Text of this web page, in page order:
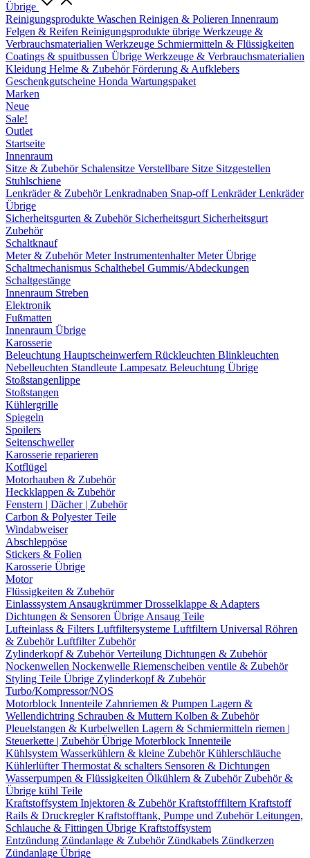
Übrige
Reinigungsprodukte Waschen Reinigen & Polieren Innenraum
Felgen & Reifen Reinigungsprodukte übrige Werkzeuge &
Verbrauchsmaterialien Werkzeuge Schmiermitteln & Flüssigkeiten
Coatings & spuitbussen Übrige Werkzeuge & Verbrauchsmaterialien
Kleidung Helme & ZubehörFörderung & Aufklebers
Geschenkgutscheine Honda Wartungspaket
Marken
Neue
Sale!
Outlet
Startseite
Innenraum
Sitze & Zubehör Schalensitze Verstellbare Sitze Sitzgestellen
Stuhlschiene
Lenkräder & ZubehörLenkradnaben Snap-offLenkräderLenkräder
Übrige
Sicherheitsgurten & Zubehör Sicherheitsgurt Sicherheitsgurt
Zubehör
Schaltknauf
Meter & ZubehörMeterInstrumentenhalterMeter Übrige
Schaltmechanismus Schalthebel Gummis/Abdeckungen
Schaltgestänge
Innenraum Streben
Elektronik
Fußmatten
Innenraum Übrige
Karosserie
Beleuchtung Hauptscheinwerfern Rückleuchten Blinkleuchten
Nebelleuchten Standleute Lampesatz Beleuchtung Übrige
Stoßstangenlippe
Stoßstangen
Kühlergrille
Spiegeln
Spoilers
Seitenschweller
Karosserie reparieren
Kotflügel
Motorhauben & Zubehör
Heckklappen & Zubehör
Fenstern | Dächer | Zubehör
Carbon & Polyester Teile
Windabweiser
Abschleppöse
Stickers & Folien
Karosserie Übrige
Motor
Flüssigkeiten & Zubehör
Einlasssystem AnsaugkrümmerDrosselklappe & Adapters
Dichtungen & Sensoren Übrige Ansaug Teile
Lufteinlass & Filters Luftfiltersysteme Luftfiltern Universal Röhren
& ZubehörLuftfilter Zubehör
Zylinderkopf & ZubehörVerteilung Dichtungen & Zubehör
Nockenwellen Nockenwelle Riemenscheiben ventile & Zubehör
Styling Teile Übrige Zylinderkopf & Zubehör
Turbo/Kompressor/NOS
Motorblock Innenteile Zahnriemen & Pumpen Lagern &
Wellendichtring Schrauben & Muttern Kolben & Zubehör
Pleuelstangen & Kurbelwellen Lagern & Schmiermitteln riemen |
Steuerkette | ZubehörÜbrige Moterblock Innenteile
Kühlsystem Wasserkühlern & kleine ZubehörKühlerschläuche
KühlerlüfterThermostat & schalters Sensoren & Dichtungen
Wasserpumpen & Flüssigkeiten Ölkühlern & Zubehör Zubehör &
Übrige kühl Teile
Kraftstoffsystem Injektoren & ZubehörKraftstofffiltern Kraftstoff
Rails & DruckreglerKraftstofftank, Pumpe und ZubehörLeitungen,
Schlauche & Fittingen Übrige Kraftstoffsystem
Entzündung Zündanlage & Zubehör Zündkabels Zündkerzen
Zündanlage Übrige